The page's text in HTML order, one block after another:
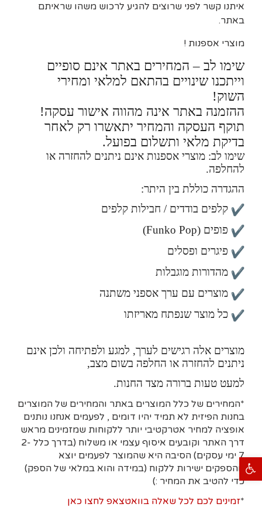
פתח סרגל נגישות
איתנו קשר לפני שרוצים להגיע לרכוש משהו שראיתם
באתר.
מוצרי אספנות !
שימו לב – המחירים באתר אינם סופיים
וייתכנו שינויים בהתאם למלאי ומחירי
השוק!
ההזמנה באתר אינה מהווה אישור עסקה!
תוקף העסקה והמחיר יתאשרו רק לאחר
בדיקת מלאי ותשלום בפועל.
שימו לב: מוצרי אספנות אינם ניתנים להחזרה או
להחלפה.
ההגדרה כוללת בין היתר:
קלפים בודדים / חבילות קלפים
פופים (Funko Pop)
פיגרים ופסלים
מהדורות מוגבלות
מוצרים עם ערך אספני משתנה
כל מוצר שנפתח מאריזתו
מוצרים אלה רגישים לערך, למגע ולפתיחה ולכן אינם
ניתנים להחזרה או החלפה בשום מצב,
למעט טעות ברורה מצד החנות.
*המחירים של כלל המוצרים באתר והמחירים של המוצרים
בחנות הפיזית לא תמיד יהיו דומים , לפעמים אנחנו נותנים
אופציה למחיר אטרקטיבי יותר ללקוחות שמזמינים מראש
דרך האתר וקובעים איסוף עצמי או משלוח (בדרך כלל 2-
7 ימי עסקים)
הסיבה היא שהמוצר לפעמים יוצא
מהספקים ישירות ללקוח (במידה והוא במלאי של הספק)
כדי להטיב את המחיר :)
*זמינים לכם לכל שאלה בוואטצאפ לחצו כאן